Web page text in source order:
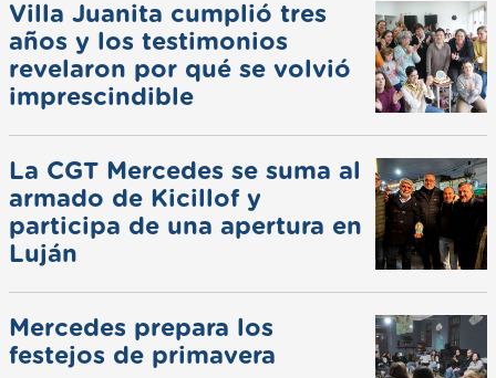
Villa Juanita cumplió tres
años y los testimonios
revelaron por qué se volvió
imprescindible
La CGT Mercedes se suma al
armado de Kicillof y
participa de una apertura en
Luján
Mercedes prepara los
festejos de primavera